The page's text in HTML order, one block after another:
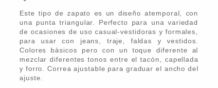
Este tipo de zapato es un diseño atemporal, con
una punta triangular. Perfecto para una variedad
de ocasiones de uso casual-vestidoras y formales,
para usar con jeans, traje, faldas y vestidos.
Colores básicos pero con un toque diferente al
mezclar diferentes tonos entre el tacón, capellada
y forro. Correa ajustable para graduar el ancho del
ajuste.